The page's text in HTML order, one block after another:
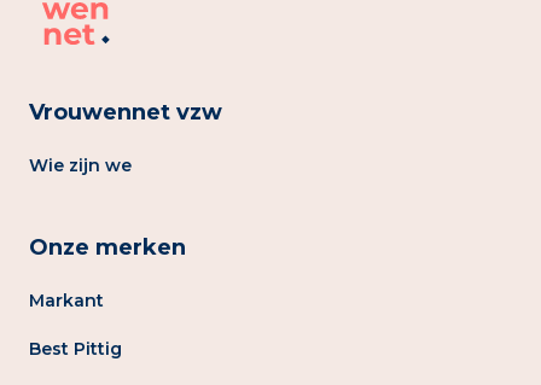
Vrouwennet vzw
Wie zijn we
Onze merken
Markant
Best Pittig